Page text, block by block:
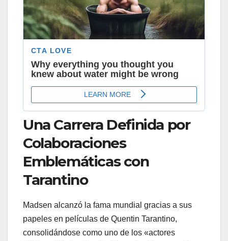
Una Carrera Definida por
Colaboraciones
Emblemáticas con
Tarantino
Madsen alcanzó la fama mundial gracias a sus
papeles en películas de Quentin Tarantino,
consolidándose como uno de los «actores